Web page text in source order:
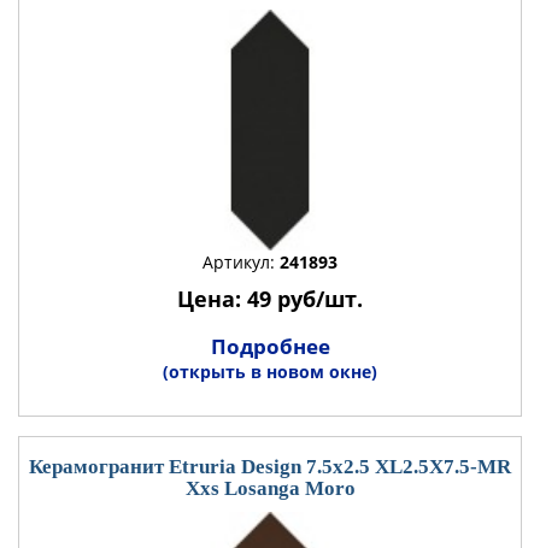
Артикул: 241893
Цена: 49 руб/шт.
Подробнее
(открыть в новом окне)
Керамогранит Etruria Design 7.5x2.5 XL2.5X7.5-MR
Xxs Losanga Moro